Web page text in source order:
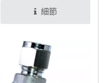
細節